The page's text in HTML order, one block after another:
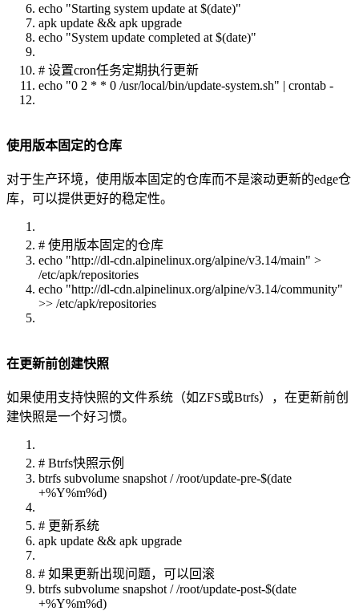
echo "Starting system update at $(date)"
apk update && apk upgrade
echo "System update completed at $(date)"
# 设置cron任务定期执行更新
echo "0 2 * * 0 /usr/local/bin/update-system.sh" | crontab -
使用版本固定的仓库
对于生产环境，使用版本固定的仓库而不是滚动更新的edge仓
库，可以提供更好的稳定性。
# 使用版本固定的仓库
echo "http://dl-cdn.alpinelinux.org/alpine/v3.14/main" >
/etc/apk/repositories
echo "http://dl-cdn.alpinelinux.org/alpine/v3.14/community"
>> /etc/apk/repositories
在更新前创建快照
如果使用支持快照的文件系统（如ZFS或Btrfs），在更新前创
建快照是一个好习惯。
# Btrfs快照示例
btrfs subvolume snapshot / /root/update-pre-$(date
+%Y%m%d)
# 更新系统
apk update && apk upgrade
# 如果更新出现问题，可以回滚
btrfs subvolume snapshot / /root/update-post-$(date
+%Y%m%d)